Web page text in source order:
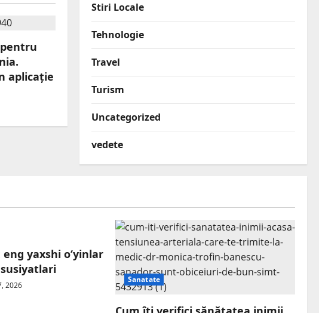
aplicație
Stiri Locale
Tehnologie
Travel
Turism
Uncategorized
vedete
yaxshi o‘yinlar
2026
Sanatate